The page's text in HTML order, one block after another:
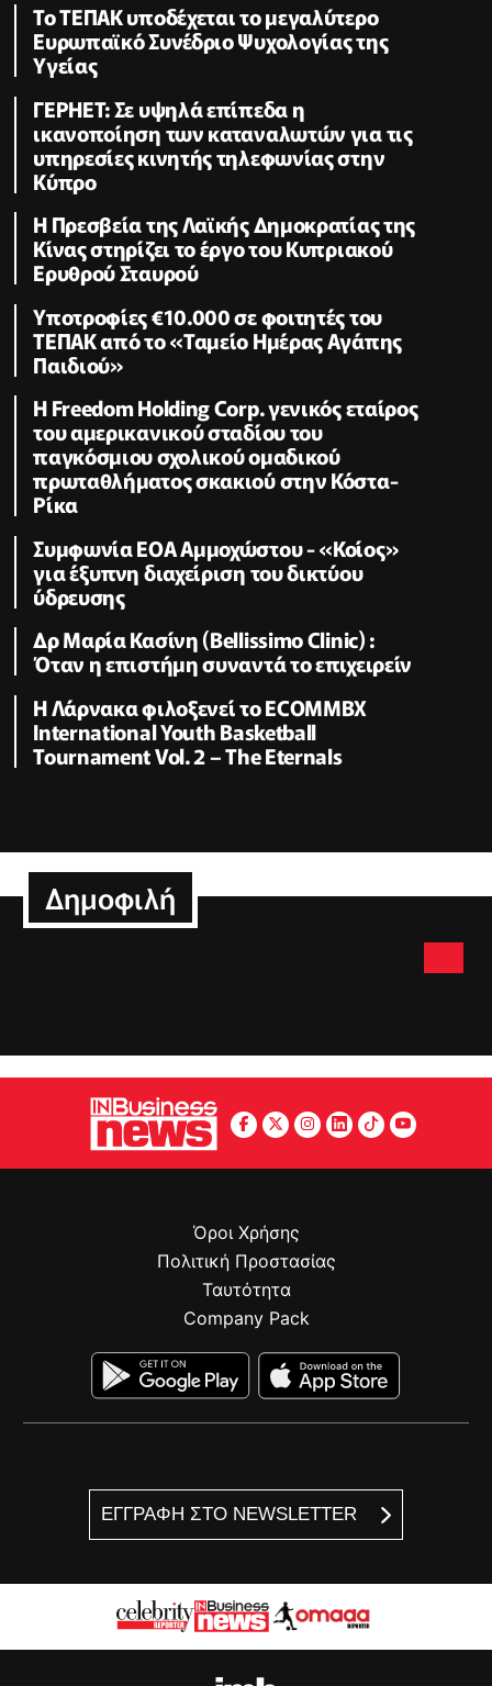
Το ΤΕΠΑΚ υποδέχεται το μεγαλύτερο
Ευρωπαϊκό Συνέδριο Ψυχολογίας της
Υγείας
ΓΕΡΗΕΤ: Σε υψηλά επίπεδα η
ικανοποίηση των καταναλωτών για τις
υπηρεσίες κινητής τηλεφωνίας στην
Κύπρο
Η Πρεσβεία της Λαϊκής Δημοκρατίας της
Κίνας στηρίζει το έργο του Κυπριακού
Ερυθρού Σταυρού
Υποτροφίες €10.000 σε φοιτητές του
ΤΕΠΑΚ από το «Ταμείο Ημέρας Αγάπης
Παιδιού»
Η Freedom Holding Corp. γενικός εταίρος
του αμερικανικού σταδίου του
παγκόσμιου σχολικού ομαδικού
πρωταθλήματος σκακιού στην Κόστα-
Ρίκα
Συμφωνία ΕΟΑ Αμμοχώστου - «Κοίος»
για έξυπνη διαχείριση του δικτύου
ύδρευσης
Δρ Μαρία Κασίνη (Bellissimo Clinic) :
Όταν η επιστήμη συναντά το επιχειρείν
Η Λάρνακα φιλοξενεί το ECOMMBX
International Youth Basketball
Tournament Vol. 2 – The Eternals
Δημοφιλή
ΕΓΓΡΑΦΗ ΣΤΟ NEWSLETTER
Όροι Χρήσης
Πολιτική Προστασίας
Ταυτότητα
Company Pack